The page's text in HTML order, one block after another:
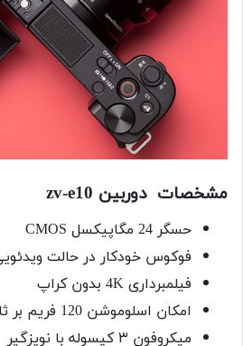
مشخصات دوربین zv-e10
حسگر 24 مگاپیکسل CMOS
فوکوس خودکار در حالت
فیلمبرداری 4K بدون کراپ
امکان اسلوموشن 120 فریم بر ثانیه
میکروفون ۳ کپسوله با نویزگیر